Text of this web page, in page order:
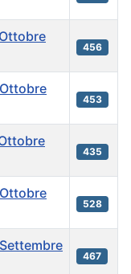
456
453
435
528
467